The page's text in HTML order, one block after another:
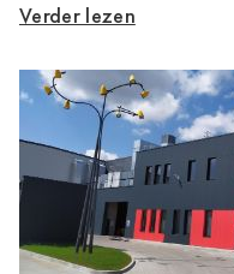
Verder lezen